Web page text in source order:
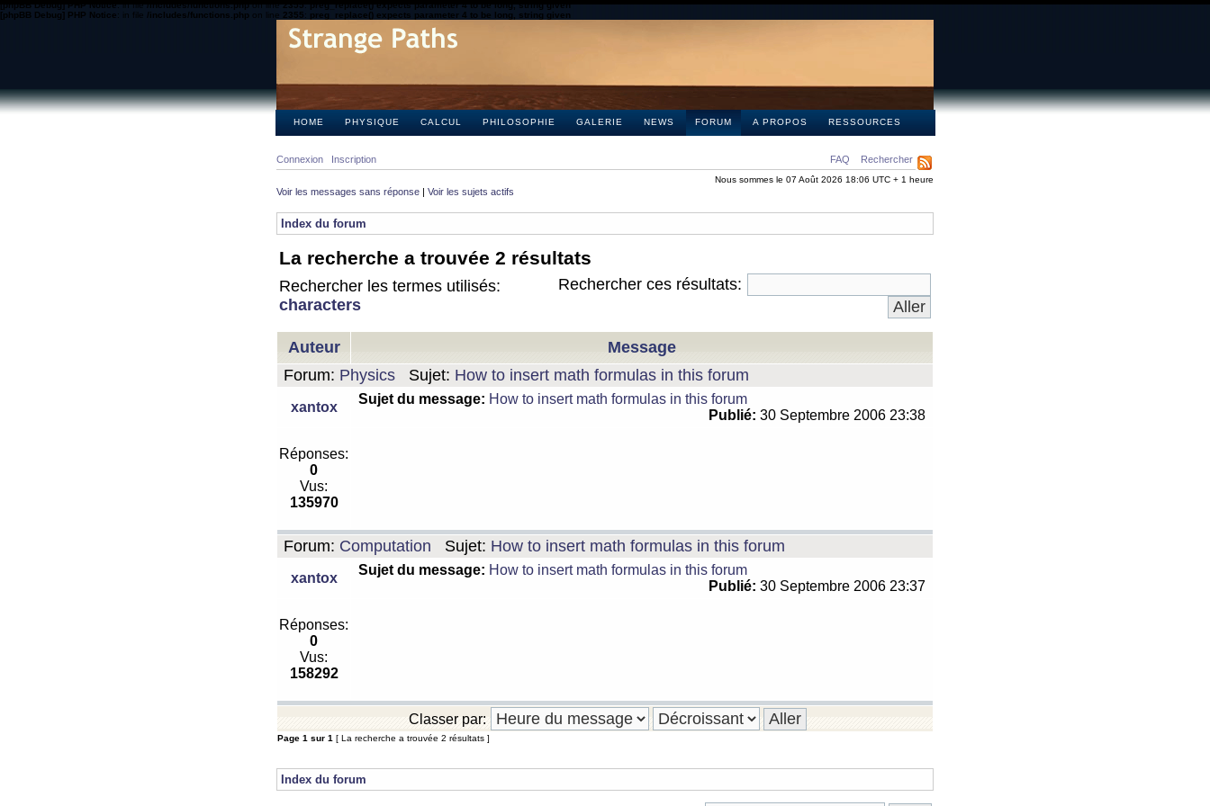
[phpBB Debug] PHP Notice: in file/includes/functions.phpon line2355:preg_replace() expects parameter 4 to be long, string given
[phpBB Debug] PHP Notice: in file /includes/functions.php on line 2355: preg_replace() expects parameter 4 to be long, string given
HOME PHYSIQUE CALCUL PHILOSOPHIE GALERIE NEWS FORUM A PROPOS RESSOURCES
FAQ Rechercher
Connexion Inscription
Nous sommes le 07 Août 2026 18:06 UTC + 1 heure
Voir les messages sans réponse | Voir les sujets actifs
Index du forum
La recherche a trouvée 2 résultats
Rechercher les termes utilisés:
characters
Rechercher ces résultats:
Auteur
Message
Forum: Physics Sujet: How to insert math formulas in this forum
xantox
Sujet du message: How to insert math formulas in this forum
Publié: 30 Septembre 2006 23:38
Réponses:
0
Vus:
135970
Forum: Computation Sujet: How to insert math formulas in this forum
xantox
Sujet du message: How to insert math formulas in this forum
Publié: 30 Septembre 2006 23:37
Réponses:
0
Vus:
158292
Classer par:
Page 1 sur 1 [ La recherche a trouvée 2 résultats ]
Index du forum